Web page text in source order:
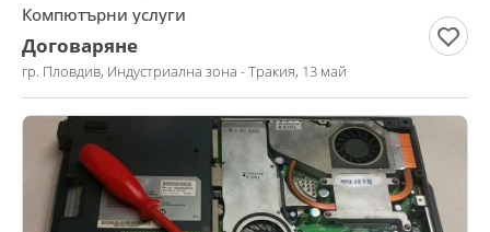
Компютърни услуги
Договаряне
гр. Пловдив, Индустриална зона - Тракия, 13 май